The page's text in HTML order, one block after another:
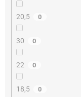
20,5 0
30 0
22 0
18,5 0